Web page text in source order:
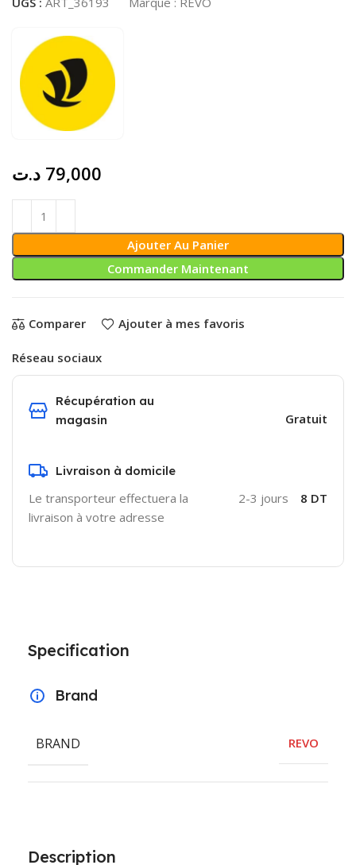
79,000 د.ت
Ajouter Au Panier
Commander Maintenant
Comparer Ajouter à mes favoris
Réseau sociaux
Récupération au
magasin
Gratuit
Livraison à domicile
Le transporteur effectuera la
livraison à votre adresse
2-3 jours 8 DT
Description
Specification
Brand
BRAND REVO